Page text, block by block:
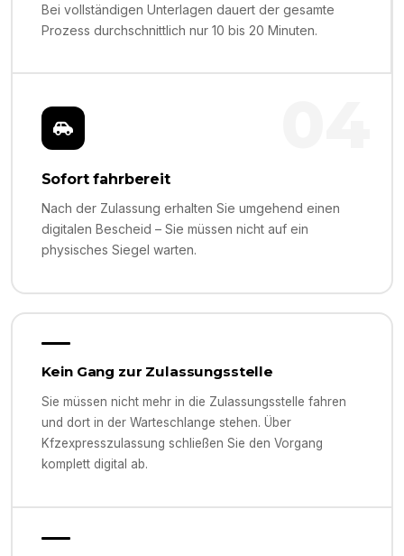
Bei vollständigen Unterlagen dauert der gesamte
Prozess durchschnittlich nur 10 bis 20 Minuten.
Sofort fahrbereit
Nach der Zulassung erhalten Sie umgehend einen
digitalen Bescheid – Sie müssen nicht auf ein
physisches Siegel warten.
Kein Gang zur Zulassungsstelle
Sie müssen nicht mehr in die Zulassungsstelle fahren
und dort in der Warteschlange stehen. Über
Kfzexpresszulassung schließen Sie den Vorgang
komplett digital ab.